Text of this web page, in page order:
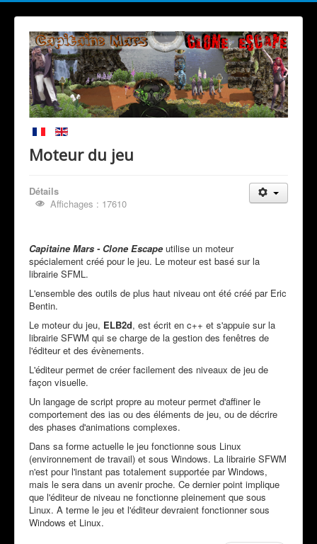
Moteur du jeu
Détails
Affichages : 17610
Capitaine Mars - Clone Escape utilise un moteur
spécialement créé pour le jeu. Le moteur est basé sur la
librairie SFML.
L'ensemble des outils de plus haut niveau ont été créé par Eric
Bentin.
Le moteur du jeu, ELB2d, est écrit en c++ et s'appuie sur la
librairie SFWM qui se charge de la gestion des fenêtres de
l'éditeur et des évènements.
L'éditeur permet de créer facilement des niveaux de jeu de
façon visuelle.
Un langage de script propre au moteur permet d'affiner le
comportement des ias ou des éléments de jeu, ou de décrire
des phases d'animations complexes.
Dans sa forme actuelle le jeu fonctionne sous Linux
(environnement de travail) et sous Windows. La librairie SFWM
n'est pour l'instant pas totalement supportée par Windows,
mais le sera dans un avenir proche. Ce dernier point implique
que l'éditeur de niveau ne fonctionne pleinement que sous
Linux. A terme le jeu et l'éditeur devraient fonctionner sous
Windows et Linux.